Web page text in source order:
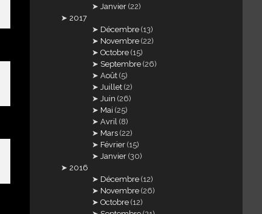
Janvier (22)
2017
Décembre (13)
Novembre (22)
Octobre (15)
Septembre (26)
Août (5)
Juillet (2)
Juin (26)
Mai (25)
Avril (8)
Mars (22)
Février (15)
Janvier (30)
2016
Décembre (12)
Novembre (26)
Octobre (12)